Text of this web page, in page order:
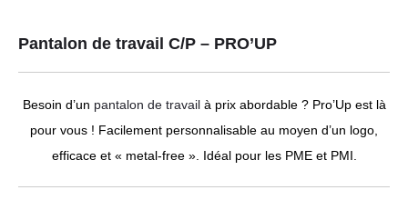
Pantalon de travail C/P – PRO’UP
Besoin d’un pantalon de travail à prix abordable ? Pro’Up est là
pour vous ! Facilement personnalisable au moyen d’un logo,
efficace et « metal-free ». Idéal pour les PME et PMI.